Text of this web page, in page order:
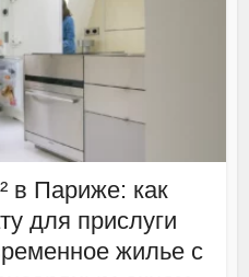
в Париже: как
для прислуги
жилье с